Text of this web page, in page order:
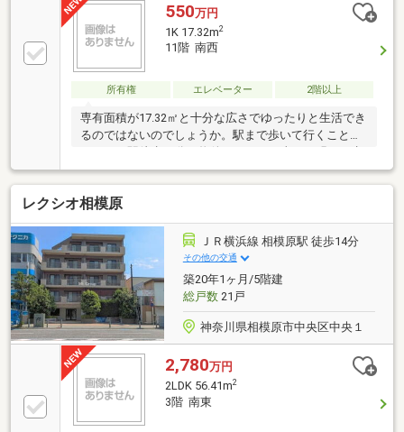
550万円
1K 17.32m2
11階 南西
所有権 エレベーター 2階以上
専有面積が17.32㎡と十分な広さでゆったりと生活でき
るのではないのでしょうか。駅まで歩いて行くことの
活が送れるため南西向きはおすすめです。この物件は
シューズボックスがあり、靴を収納できます。駐輪場
が付いているので、自転車とバイクを安心して置けま
す。マンションにどんな人が住んでいるのかも中古マ
ンションなら事前に知れます。坂はなかなか上るのが
大変ですが平坦地なら楽ですよね。
レクシオ相模原
ＪＲ横浜線 相模原駅 徒歩14分
その他の交通
築20年1ヶ月/5階建
総戸数21戸
神奈川県相模原市中央区中央１
2,780万円
2LDK 56.41m2
3階 南東